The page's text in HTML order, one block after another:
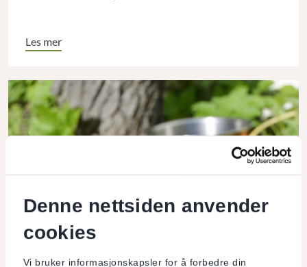
Denne nettsiden anvender
cookies
Vi bruker informasjonskapsler for å forbedre din
Les mer